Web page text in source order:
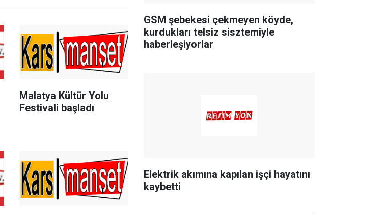
Malatya Kültür Yolu
Festivali başladı
GSM şebekesi çekmeyen köyde,
kurdukları telsiz sisztemiyle
haberleşiyorlar
Elektrik akımına kapılan işçi hayatını
kaybetti